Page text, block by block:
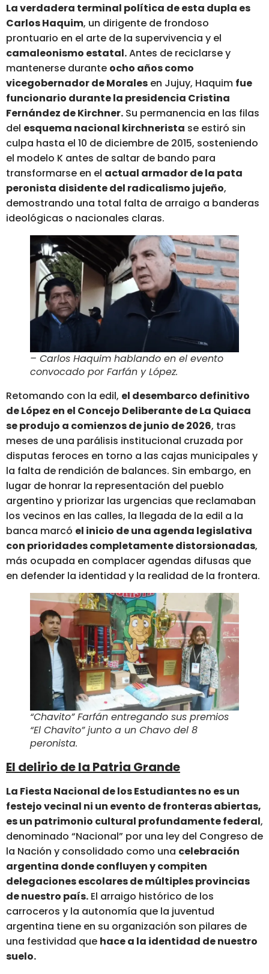
La verdadera terminal política de esta dupla es
Carlos Haquim, un dirigente de frondoso
prontuario en el arte de la supervivencia y el
camaleonismo estatal.Antes de reciclarse y
mantenerse durante ocho años como
vicegobernador de Morales en Jujuy, Haquim fue
funcionario durante la presidencia Cristina
Fernández de Kirchner. Su permanencia en las filas
del esquema nacional kirchnerista se estiró sin
culpa hasta el 10 de diciembre de 2015, sosteniendo
el modelo K antes de saltar de bando para
transformarse en el actual armador de la pata
peronista disidente del radicalismo jujeño,
demostrando una total falta de arraigo a banderas
ideológicas o nacionales claras.
– Carlos Haquim hablando en el evento
convocado por Farfán y López.
Retomando con la edil, el desembarco definitivo
de López en el Concejo Deliberante de La Quiaca
se produjo a comienzos de junio de 2026, tras
meses de una parálisis institucional cruzada por
disputas feroces en torno a las cajas municipales y
la falta de rendición de balances. Sin embargo, en
lugar de honrar la representación del pueblo
argentino y priorizar las urgencias que reclamaban
los vecinos en las calles, la llegada de la edil a la
banca marcó el inicio de una agenda legislativa
con prioridades completamente distorsionadas,
más ocupada en complacer agendas difusas que
en defender la identidad y la realidad de la frontera.
“Chavito” Farfán entregando sus premios
“El Chavito” junto a un Chavo del 8
peronista.
El delirio de la Patria Grande
La Fiesta Nacional de los Estudiantes no es un
festejo vecinal ni un evento de fronteras abiertas,
es un patrimonio cultural profundamente federal,
denominado “Nacional” por una ley del Congreso de
la Nación y consolidado como una celebración
argentina donde confluyen y compiten
delegaciones escolares de múltiples provincias
de nuestro país. El arraigo histórico de los
carroceros y la autonomía que la juventud
argentina tiene en su organización son pilares de
una festividad que hace a la identidad de nuestro
suelo.